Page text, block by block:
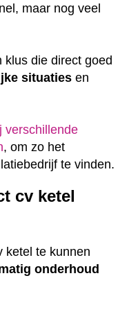
maar nog veel
klus die direct goed
situaties en
verschillende
, om zo het
te vinden.
cv ketel
ketel te kunnen
onderhoud